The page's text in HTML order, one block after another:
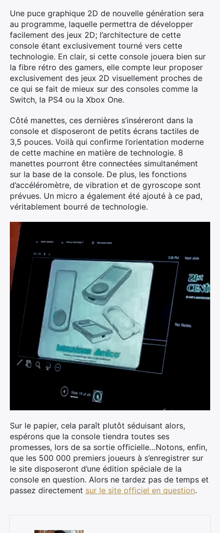
Une puce graphique 2D de nouvelle génération sera
au programme, laquelle permettra de développer
facilement des jeux 2D; l’architecture de cette
console étant exclusivement tourné vers cette
technologie. En clair, si cette console jouera bien sur
la fibre rétro des gamers, elle compte leur proposer
exclusivement des jeux 2D visuellement proches de
ce qui se fait de mieux sur des consoles comme la
Switch, la PS4 ou la Xbox One.
Côté manettes, ces dernières s’inséreront dans la
console et disposeront de petits écrans tactiles de
3,5 pouces. Voilà qui confirme l’orientation moderne
de cette machine en matière de technologie. 8
manettes pourront être connectées simultanément
sur la base de la console. De plus, les fonctions
d’accéléromètre, de vibration et de gyroscope sont
prévues. Un micro a également été ajouté à ce pad,
véritablement bourré de technologie.
Sur le papier, cela paraît plutôt séduisant alors,
espérons que la console tiendra toutes ses
promesses, lors de sa sortie officielle…Notons, enfin,
que les 500 000 premiers joueurs à s’enregistrer sur
le site disposeront d’une édition spéciale de la
console en question. Alors ne tardez pas de temps et
passez directement sur le site officiel en question.